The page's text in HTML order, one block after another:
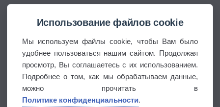
Использование файлов cookie
Мы используем файлы cookie, чтобы Вам было
удобнее пользоваться нашим сайтом. Продолжая
просмотр, Вы соглашаетесь с их использованием.
Подробнее о том, как мы обрабатываем данные,
можно прочитать в
Политике конфиденциальности.